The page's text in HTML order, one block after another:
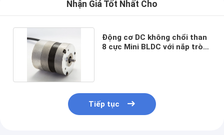
Nhận Giá Tốt Nhất Cho
Động cơ DC không chổi than
8 cực Mini BLDC với nắp tròn
Tiếp tục